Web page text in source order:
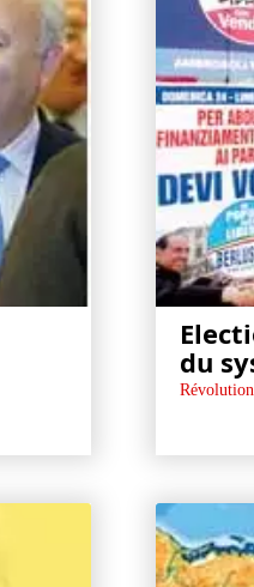
du
Révolution